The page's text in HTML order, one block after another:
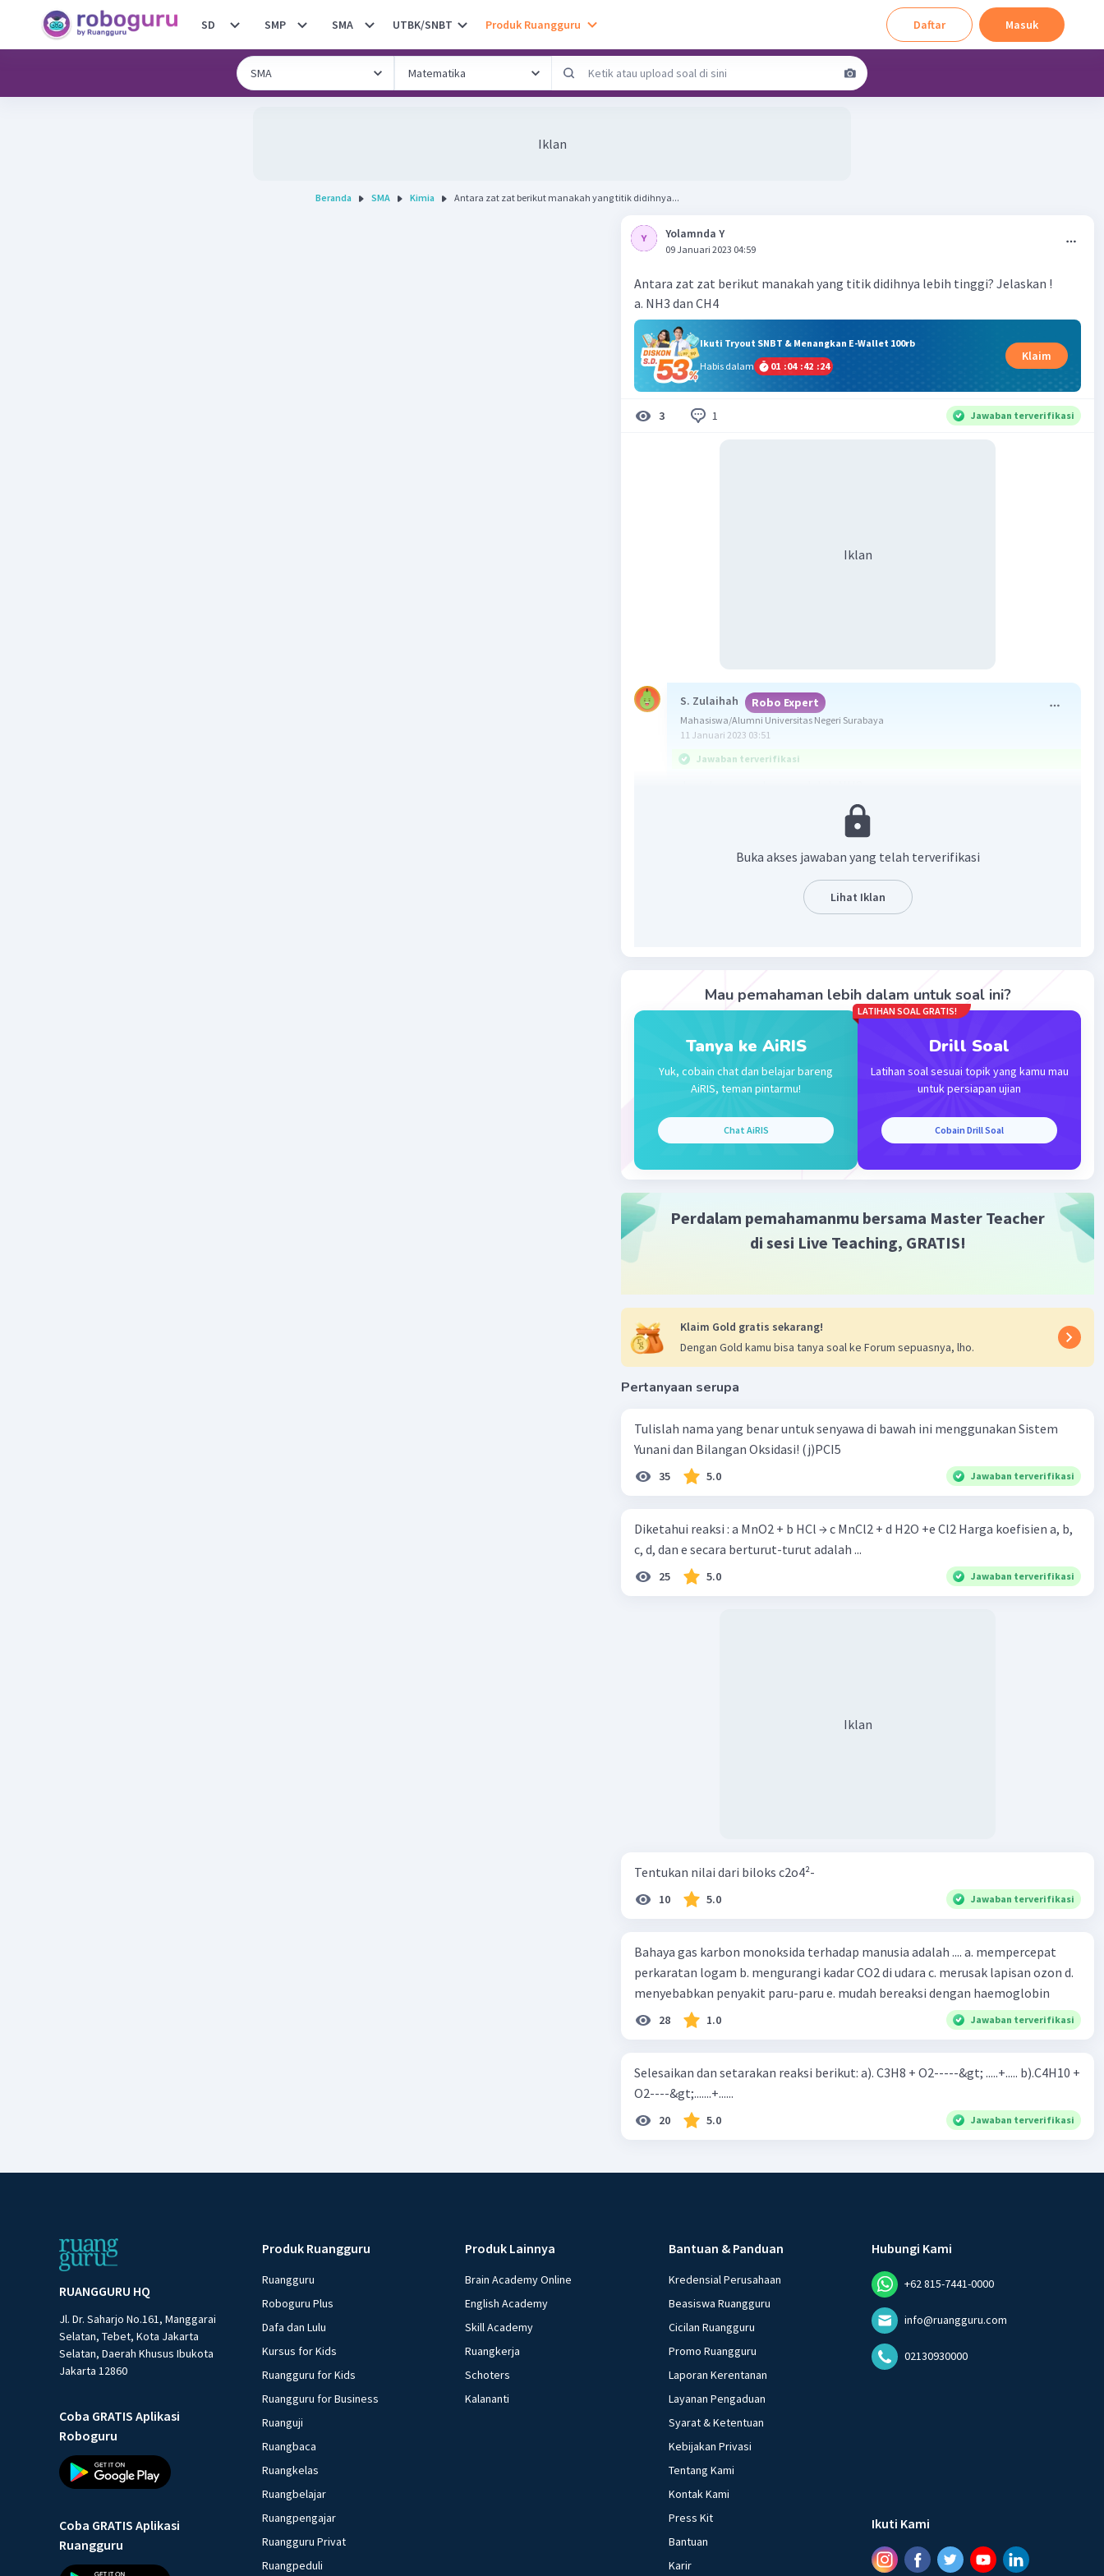
SD SMP SMA UTBK/SNBT Produk Ruangguru Daftar Masuk
Iklan
Beranda SMA Kimia Antara zat zat berikut manakah yang titik didihnya...
Yolamnda Y
09 Januari 2023 04:59
Antara zat zat berikut manakah yang titik didihnya lebih tinggi? Jelaskan !
a. NH3 dan CH4
Ikuti Tryout SNBT & Menangkan E-Wallet 100rb
Habis dalam
01 :04 :42 :23
Klaim
3 1 Jawaban terverifikasi
Iklan
S. Zulaihah Robo Expert
Mahasiswa/Alumni Universitas Negeri Surabaya
11 Januari 2023 03:51
Jawaban terverifikasi
Ikatan hidrogen adalah ikatan antara atom yang sangat
atom F, O, N) pada molekul yang berlainan.
Kekuatan ikatan hidrogen lebih besar daripada gaya van der Waals
sehingga senyawa yang mengandung ikatan hidrogen mempunyai
hidrogen antar molekulnya, yaitu antara atom H dengan atom N.
Jadi, yang memiliki titik didih lebih tinggi adalah NH3.
Iklan
Buka akses jawaban yang telah terverifikasi
Lihat Iklan
Mau pemahaman lebih dalam untuk soal ini?
Tanya ke AiRIS
Yuk, cobain chat dan belajar bareng
AiRIS, teman pintarmu!
Chat AiRIS
LATIHAN SOAL GRATIS!
Drill Soal
Latihan soal sesuai topik yang kamu mau
untuk persiapan ujian
Cobain Drill Soal
Perdalam pemahamanmu bersama Master Teacher
di sesi Live Teaching, GRATIS!
Klaim Gold gratis sekarang!
Dengan Gold kamu bisa tanya soal ke Forum sepuasnya, lho.
Pertanyaan serupa
Tulislah nama yang benar untuk senyawa di bawah ini menggunakan Sistem
Yunani dan Bilangan Oksidasi! (j)PCI5
35 5.0 Jawaban terverifikasi
Diketahui reaksi : a MnO2 + b HCl → c MnCl2 + d H2O +e Cl2 Harga koefisien a, b,
c, d, dan e secara berturut-turut adalah ...
25 5.0 Jawaban terverifikasi
Iklan
Tentukan nilai dari biloks c2o4²-
10 5.0 Jawaban terverifikasi
Bahaya gas karbon monoksida terhadap manusia adalah .... a. mempercepat
perkaratan logam b. mengurangi kadar CO2 di udara c. merusak lapisan ozon d.
menyebabkan penyakit paru-paru e. mudah bereaksi dengan haemoglobin
28 1.0 Jawaban terverifikasi
Selesaikan dan setarakan reaksi berikut: a). C3H8 + O2-----&gt; .....+..... b).C4H10 +
O2----&gt;.......+......
20 5.0 Jawaban terverifikasi
RUANGGURU HQ
Jl. Dr. Saharjo No.161, Manggarai
Selatan, Tebet, Kota Jakarta
Selatan, Daerah Khusus Ibukota
Jakarta 12860
Coba GRATIS Aplikasi
Roboguru
Coba GRATIS Aplikasi
Ruangguru
Produk Ruangguru
Ruangguru
Roboguru Plus
Dafa dan Lulu
Kursus for Kids
Ruangguru for Kids
Ruangguru for Business
Ruanguji
Ruangbaca
Ruangkelas
Ruangbelajar
Ruangpengajar
Ruangguru Privat
Ruangpeduli
Produk Lainnya
Brain Academy Online
English Academy
Skill Academy
Ruangkerja
Schoters
Kalananti
Bantuan & Panduan
Kredensial Perusahaan
Beasiswa Ruangguru
Cicilan Ruangguru
Promo Ruangguru
Laporan Kerentanan
Layanan Pengaduan
Syarat & Ketentuan
Kebijakan Privasi
Tentang Kami
Kontak Kami
Press Kit
Bantuan
Karir
Hubungi Kami
+62 815-7441-0000
info@ruangguru.com
02130930000
Ikuti Kami